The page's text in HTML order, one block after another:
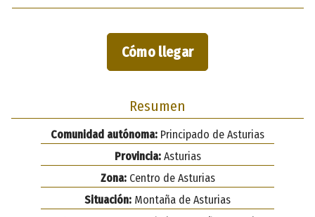
Cómo llegar
Resumen
Comunidad autónoma: Principado de Asturias
Provincia:Asturias
Zona:Centro de Asturias
Situación: Montaña de Asturias